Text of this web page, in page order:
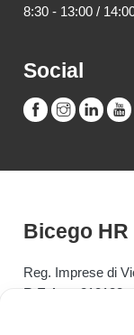
8:30 - 13:00 /
Social
Bicego HR
Reg. Imprese di
R.E.A. n. 218138 -